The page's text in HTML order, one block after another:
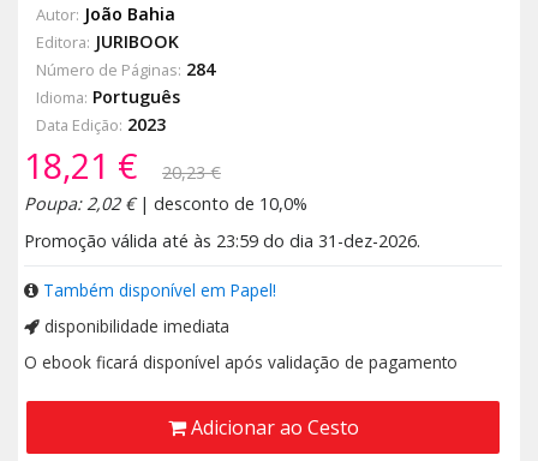
Autor: João Bahia
Editora: JURIBOOK
Número de Páginas: 284
Idioma: Português
Data Edição: 2023
18,21 €
20,23 €
Poupa: 2,02 €| desconto de 10,0%
Promoção válida até às 23:59 do dia 31-dez-2026.
Também disponível em Papel!
disponibilidade imediata
O ebook ficará disponível após validação de pagamento
Adicionar ao Cesto